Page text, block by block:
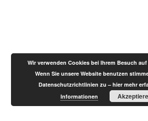
Wir verwenden Cookies bei Ihrem Besuch
Wenn Sie unsere Website benutzen
Datenschutzrichtlinien zu – hier mehr
Informationen